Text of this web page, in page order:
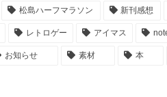
松島ハーフマラソン 新刊感想
レトロゲー アイマス
お知らせ 素材 本